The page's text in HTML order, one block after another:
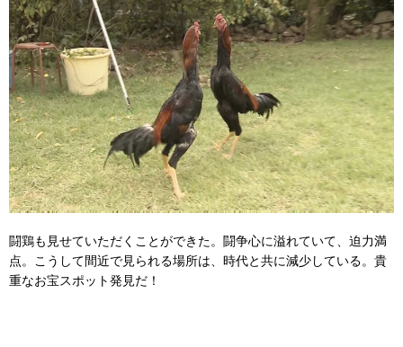
闘鶏も見せていただくことができた。闘争心に溢れていて、迫力満
点。こうして間近で見られる場所は、時代と共に減少している。貴
重なお宝スポット発見だ！